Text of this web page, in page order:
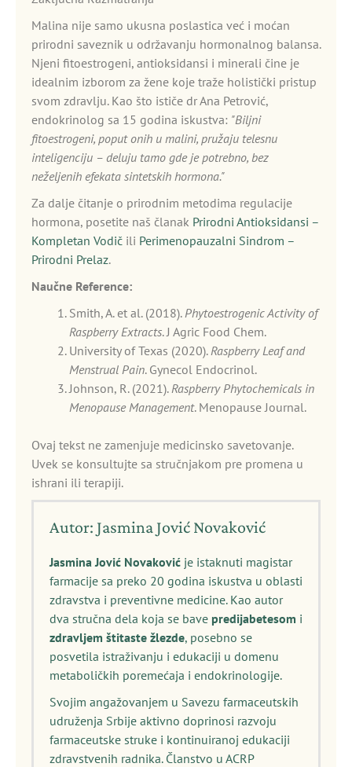
Malina nije samo ukusna poslastica već i moćan
prirodni saveznik u održavanju hormonalnog balansa.
Njeni fitoestrogeni, antioksidansi i minerali čine je
idealnim izborom za žene koje traže holistički pristup
svom zdravlju. Kao što ističe dr Ana Petrović,
endokrinolog sa 15 godina iskustva: "Biljni
fitoestrogeni, poput onih u malini, pružaju telesnu
inteligenciju – deluju tamo gde je potrebno, bez
neželjenih efekata sintetskih hormona."
Za dalje čitanje o prirodnim metodima regulacije
hormona, posetite naš članak Prirodni Antioksidansi –
Kompletan Vodič ili Perimenopauzalni Sindrom –
Prirodni Prelaz.
Naučne Reference:
Smith, A. et al. (2018).Phytoestrogenic Activity of
Raspberry Extracts. J Agric Food Chem.
University of Texas (2020).Raspberry Leaf and
Menstrual Pain. Gynecol Endocrinol.
Johnson, R. (2021).Raspberry Phytochemicals in
Menopause Management. Menopause Journal.
Ovaj tekst ne zamenjuje medicinsko savetovanje.
Uvek se konsultujte sa stručnjakom pre promena u
ishrani ili terapiji.
Autor: Jasmina Jović Novaković
Jasmina Jović Novaković je istaknuti magistar
farmacije sa preko 20 godina iskustva u oblasti
zdravstva i preventivne medicine. Kao autor
dva stručna dela koja se bave predijabetesom i
zdravljem štitaste žlezde, posebno se
posvetila istraživanju i edukaciji u domenu
metaboličkih poremećaja i endokrinologije.
Svojim angažovanjem u Savezu farmaceutskih
udruženja Srbije aktivno doprinosi razvoju
farmaceutske struke i kontinuiranoj edukaciji
zdravstvenih radnika. Članstvo u ACRP